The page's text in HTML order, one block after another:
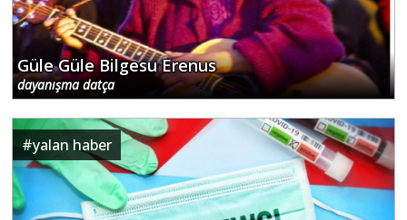
Güle Güle Bilgesu Erenus
dayanışma datça
#yalan haber